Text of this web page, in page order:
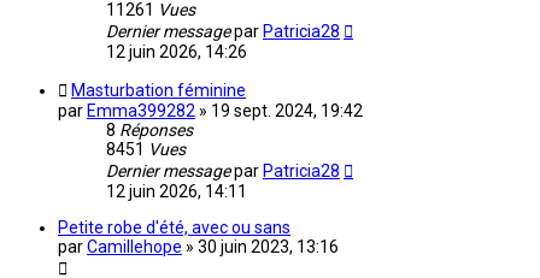
11261 Vues
Dernier messagepar Patricia28
12 juin 2026, 14:26
Masturbation féminine
par Emma399282 » 19 sept. 2024, 19:42
8 Réponses
8451 Vues
Dernier messagepar Patricia28
12 juin 2026, 14:11
Petite robe d'été, avec ou sans
parCamillehope » 30 juin 2023, 13:16